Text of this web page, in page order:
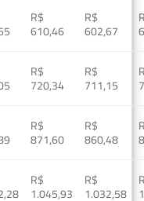
R$
610,46
R$
602,67
R$
720,34
R$
711,15
R$
871,60
R$
860,48
R$
1.045,93
R$
1.032,58